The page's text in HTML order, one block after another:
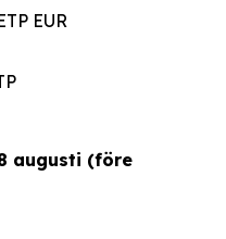
EUR
augusti (före